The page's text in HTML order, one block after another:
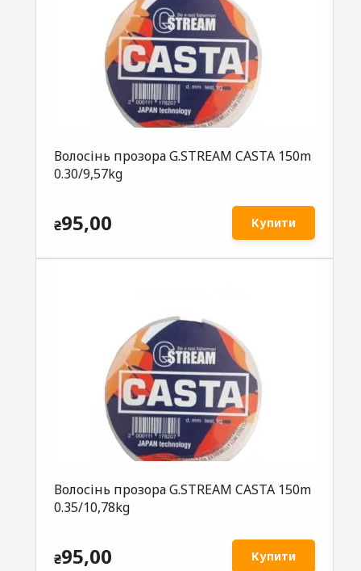
Волосінь прозора G.STREAM CASTA 150m
0.30/9,57kg
₴95,00 Купити
Волосінь прозора G.STREAM CASTA 150m
0.35/10,78kg
₴95,00 Купити